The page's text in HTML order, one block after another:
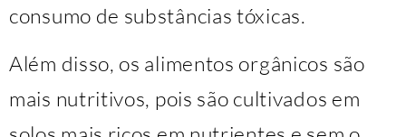
consumo de substâncias tóxicas.
Além disso, os alimentos orgânicos são
mais nutritivos, pois são cultivados em